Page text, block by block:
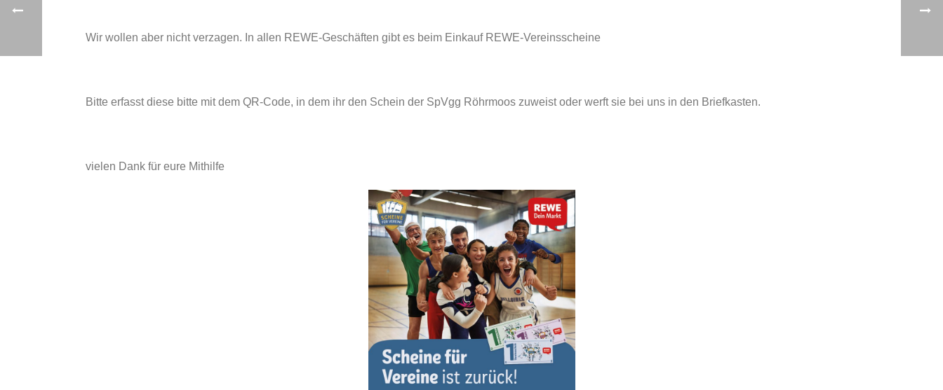
Wir wollen aber nicht verzagen. In allen REWE-Geschäften gibt es beim Einkauf REWE-Vereinsscheine
Bitte erfasst diese bitte mit dem QR-Code, in dem ihr den Schein der SpVgg Röhrmoos zuweist oder werft sie bei uns in den Briefkasten.
vielen Dank für eure Mithilfe